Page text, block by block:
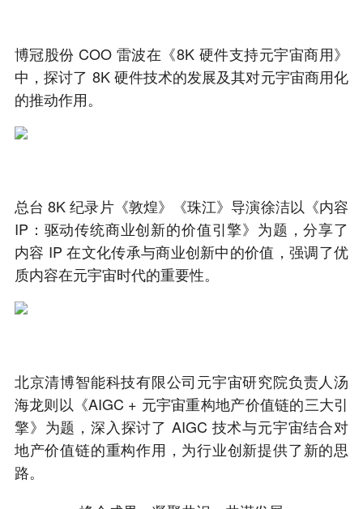
博冠股份 COO 雷波在《8K 硬件支持元宇宙商用》
中，探讨了 8K 硬件技术的发展及其对元宇宙商用化
的推动作用。
总台 8K 纪录片《敦煌》《珠江》导演徐洁以《内容
IP：驱动传统商业创新的价值引擎》为题，分享了
内容 IP 在文化传承与商业创新中的价值，强调了优
质内容在元宇宙时代的重要性。
北京清博智能科技有限公司元宇宙研究院负责人汤
海龙则以《AIGC + 元宇宙重构地产价值链的三大引
擎》为题，深入探讨了 AIGC 技术与元宇宙结合对
地产价值链的重构作用，为行业创新提供了新的思
路。